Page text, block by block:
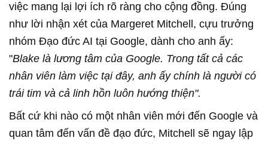
việc mang lại lợi ích rõ ràng cho cộng đồng. Đúng
như lời nhận xét của Margeret Mitchell, cựu trưởng
nhóm Đạo đức AI tại Google, dành cho anh ấy:
"Blake là lương tâm của Google. Trong tất cả các
nhân viên làm việc tại đây, anh ấy chính là người có
trái tim và cả linh hồn luôn hướng thiện".
Bất cứ khi nào có một nhân viên mới đến Google và
quan tâm đến vấn đề đạo đức, Mitchell sẽ ngay lập